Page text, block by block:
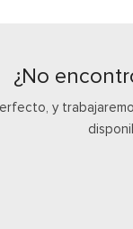
¿No
y